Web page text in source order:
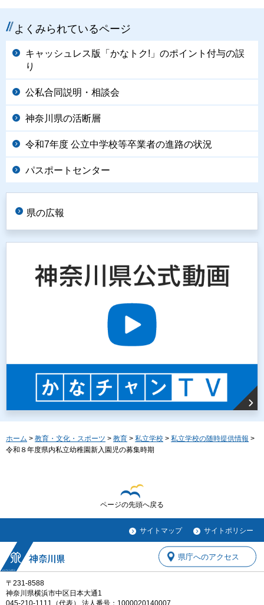
よくみられているページ
キャッシュレス版「かなトク!」のポイント付与の誤
り
公私合同説明・相談会
神奈川県の活断層
令和7年度 公立中学校等卒業者の進路の状況
パスポートセンター
県の広報
ホーム > 教育・文化・スポーツ > 教育 > 私立学校 > 私立学校の随時提供情報 >
令和８年度県内私立幼稚園新入園児の募集時期
ページの先頭へ戻る
サイトマップ サイトポリシー
〒231-8588
神奈川県横浜市中区日本大通1
045-210-1111（代表） 法人番号：1000020140007
県庁へのアクセス